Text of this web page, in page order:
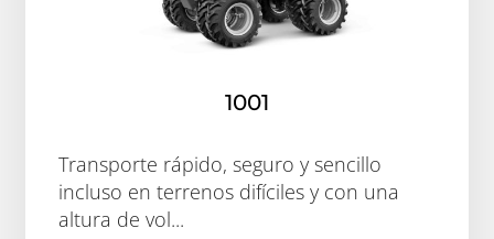
1001
Transporte rápido, seguro y sencillo
incluso en terrenos difíciles y con una
altura de vol...